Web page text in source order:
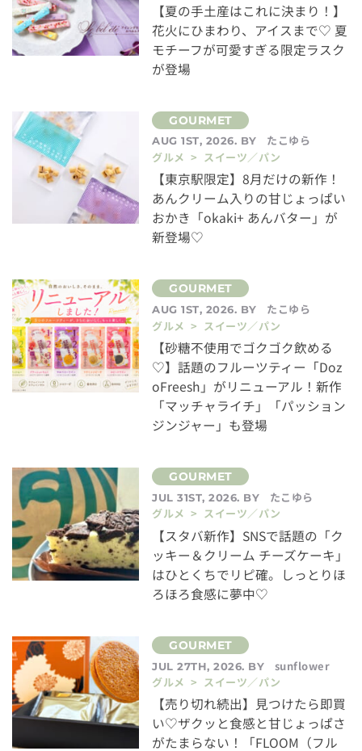
【夏の手土産はこれに決まり！】
花火にひまわり、アイスまで♡ 夏
モチーフが可愛すぎる限定ラスク
が登場
AUG 1ST, 2026. BY
たこゆら
グルメ > スイーツ／パン
【東京駅限定】8月だけの新作！
あんクリーム入りの甘じょっぱい
おかき「okaki+ あんバター」が
新登場♡
AUG 1ST, 2026. BY
たこゆら
グルメ > スイーツ／パン
【砂糖不使用でゴクゴク飲める
♡】話題のフルーツティー「Doz
oFreesh」がリニューアル！新作
「マッチャライチ」「パッション
ジンジャー」も登場
JUL 31ST, 2026. BY
たこゆら
グルメ > スイーツ／パン
【スタバ新作】SNSで話題の「ク
ッキー＆クリーム チーズケーキ」
はひとくちでリピ確。しっとりほ
ろほろ食感に夢中♡
JUL 27TH, 2026. BY
sunflower
グルメ > スイーツ／パン
【売り切れ続出】見つけたら即買
い♡ザクッと食感と甘じょっぱさ
がたまらない！「FLOOM（フル